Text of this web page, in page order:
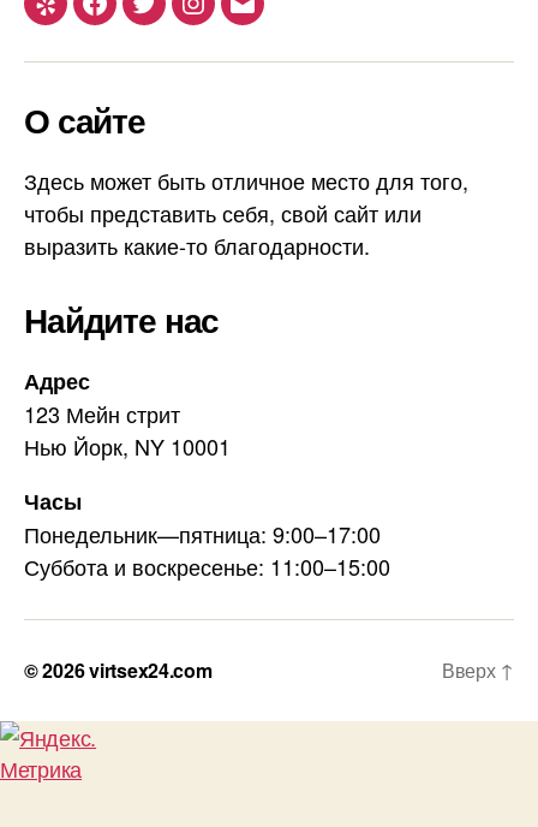
Yelp Facebook
TwitterInstagram
Email
О сайте
Здесь может быть отличное место для того,
чтобы представить себя, свой сайт или
выразить какие-то благодарности.
Найдите нас
Адрес
123 Мейн стрит
Нью Йорк, NY 10001
Часы
Понедельник—пятница: 9:00–17:00
Суббота и воскресенье: 11:00–15:00
© 2026virtsex24.com Вверх ↑